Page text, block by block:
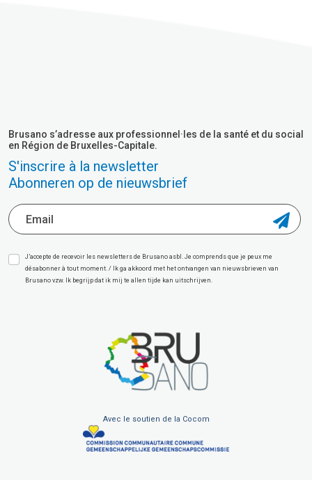
Brusano s’adresse aux professionnel·les de la santé et du social
en Région de Bruxelles-Capitale.
S'inscrire à la newsletter
Abonneren op de nieuwsbrief
J’accepte de recevoir les newsletters de Brusano asbl. Je comprends que je peux me
désabonner à tout moment. / Ik ga akkoord met het ontvangen van nieuwsbrieven van
Brusano vzw. Ik begrijp dat ik mij te allen tijde kan uitschrijven.
Avec le soutien de la Cocom